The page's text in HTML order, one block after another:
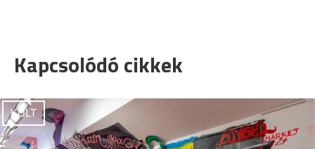
Kapcsolódó cikkek
KULT